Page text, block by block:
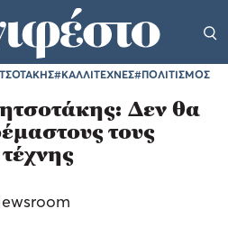
#ΚΑΛΛΙΤΕΧΝΕΣ#ΠΟΛΙΤΙΣΜΟΣ
Δεν θα
τους